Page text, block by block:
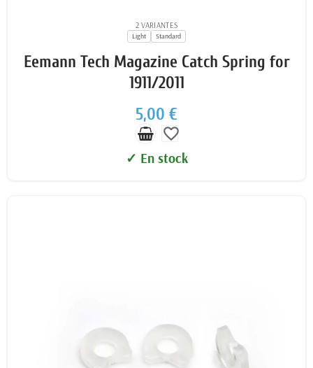
2 VARIANTES
Light Standard
Eemann Tech Magazine Catch Spring for
1911/2011
5,00 €
favorite_border
✓ En stock